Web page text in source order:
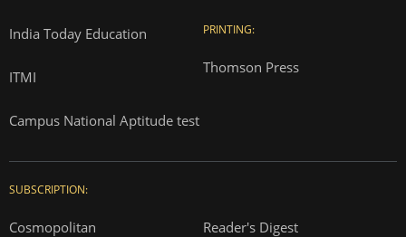
India Today Education
ITMI
Campus National Aptitude test
PRINTING:
Thomson Press
SUBSCRIPTION:
Cosmopolitan Reader's Digest